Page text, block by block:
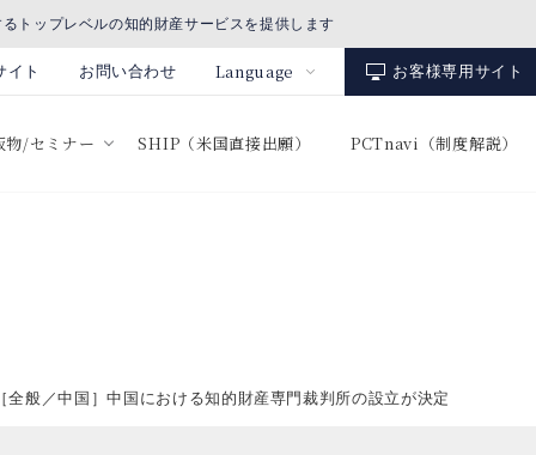
トップレベルの知的財産サービスを提供します
イト お問い合わせ Language お客様専用サイト
/セミナー SHIP（米国直接出願） PCTnavi（制度解説）
全般／中国］中国における知的財産専門裁判所の設立が決定